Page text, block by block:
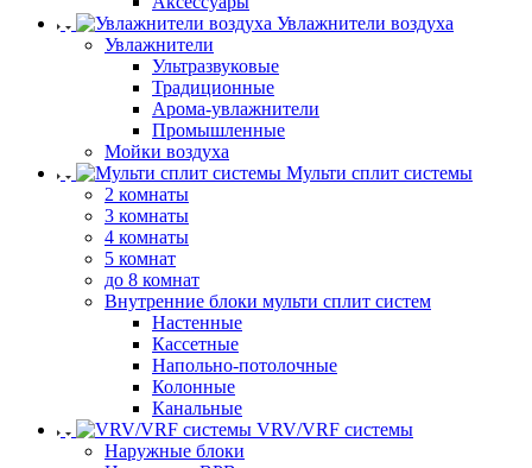
Увлажнители воздуха
Увлажнители
Ультразвуковые
Традиционные
Арома-увлажнители
Промышленные
Мойки воздуха
Мульти сплит системы
2 комнаты
3 комнаты
4 комнаты
5 комнат
до 8 комнат
Внутренние блоки мульти сплит систем
Настенные
Кассетные
Напольно-потолочные
Колонные
Канальные
VRV/VRF системы
Наружные блоки